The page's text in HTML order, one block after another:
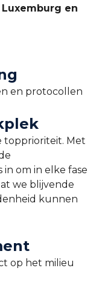
en
en protocollen
topprioriteit. Met
om in elke fase
we blijvende
kunnen
op het milieu